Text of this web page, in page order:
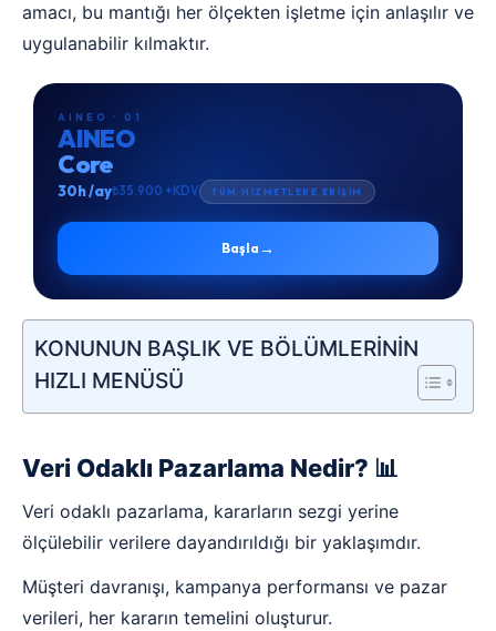
amacı, bu mantığı her ölçekten işletme için anlaşılır ve
uygulanabilir kılmaktır.
AINEO · 01
AINEO
Core
30h /ay₺35.900 +KDV TÜM HİZMETLERE ERİŞİM
Başla →
KONUNUN BAŞLIK VE BÖLÜMLERİNİN
HIZLI MENÜSÜ
Veri Odaklı Pazarlama Nedir? 📊
Veri odaklı pazarlama, kararların sezgi yerine
ölçülebilir verilere dayandırıldığı bir yaklaşımdır.
Müşteri davranışı, kampanya performansı ve pazar
verileri, her kararın temelini oluşturur.